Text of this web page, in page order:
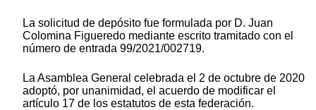
La solicitud de depósito fue formulada por D. Juan
Colomina Figueredo mediante escrito tramitado con el
número de entrada 99/2021/002719.
La Asamblea General celebrada el 2 de octubre de 2020
adoptó, por unanimidad, el acuerdo de modificar el
artículo 17 de los estatutos de esta federación.